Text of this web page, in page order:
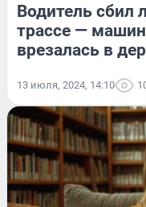
Водитель сбил
трассе —
врезалась в
13 июля, 2024, 14:10